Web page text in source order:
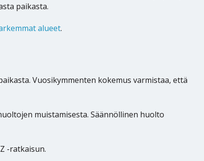
paikasta.
alueet.
Vuosikymmenten kokemus varmistaa, että
muistamisesta. Säännöllinen huolto
-ratkaisun.